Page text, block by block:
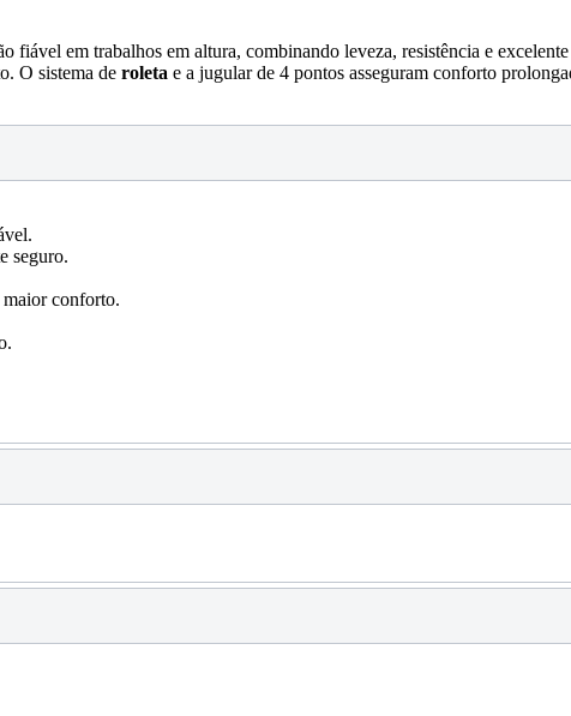
em trabalhos em altura, combinando leveza, resistência e
O sistema de roleta e a jugular de 4 pontos asseguram conforto
seguro.
maior conforto.